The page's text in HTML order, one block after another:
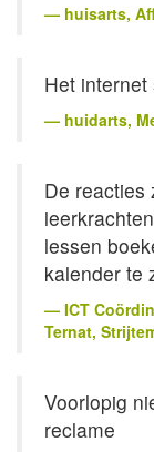
huisarts,
Het
huidarts,
De reacties
lessen
kalender te
ICT
Ternat,
Voorlopig
reclame